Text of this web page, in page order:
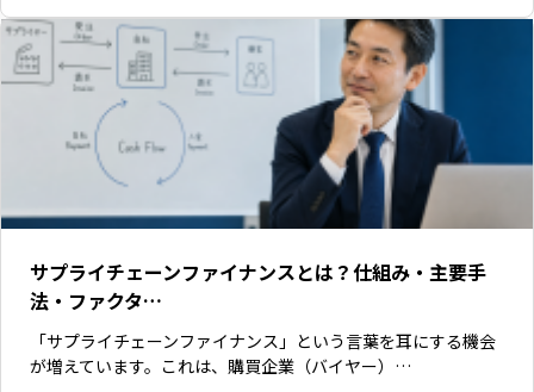
サプライチェーンファイナンスとは？仕組み・主要手
法・ファクタ…
「サプライチェーンファイナンス」という言葉を耳にする機会
が増えています。これは、購買企業（バイヤー）…